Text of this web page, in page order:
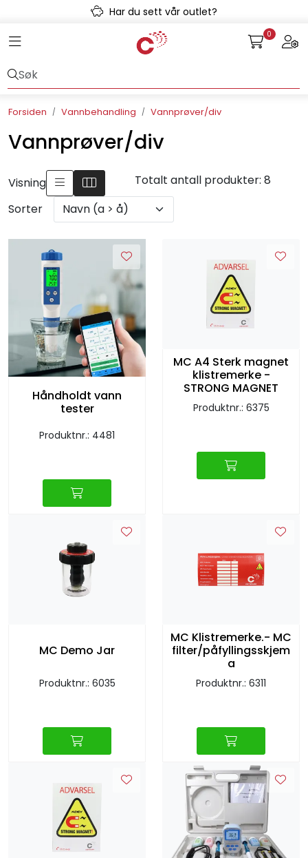
Skip to main contentHar du sett vår outlet?
Toggle navigation 0
Forsiden Vannbehandling Vannprøver/div
Vannprøver/div
Visning
Totalt antall produkter: 8
Sorter
Håndholdt vann
tester
Produktnr.: 4481
MC A4 Sterk magnet
klistremerke -
STRONG MAGNET
Produktnr.: 6375
MC Demo Jar
Produktnr.: 6035
MC Klistremerke.- MC
filter/påfyllingsskjem
a
Produktnr.: 6311
Kulvert
Prefab
Radonsikring
Rørsystemer
Snøsmelt
Sprinkler
Tappevann
Trinnlyd
Vannbehandling
Outlet
Utgått av sortiment
Kontakt oss